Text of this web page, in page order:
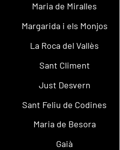
Maria de Miralles
Margarida i els Monjos
La Roca del Vallès
Sant Climent
Just Desvern
Sant Feliu de Codines
Maria de Besora
Gaià